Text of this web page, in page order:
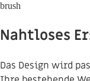
brush
Nahtloses
Das Design wird